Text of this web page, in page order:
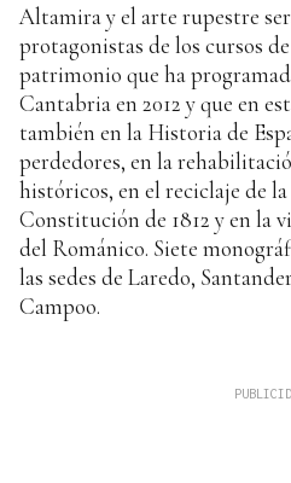
Altamira y el arte rupestre
protagonistas de los cursos
patrimonio que ha
Cantabria en 2012 y que en
también en la Historia de
perdedores, en la
históricos, en el reciclaje de
Constitución de 1812 y en la
del Románico. Siete
las sedes de Laredo,
Campoo.